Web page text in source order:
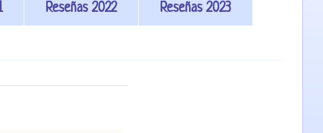
Reseñas 2022 Reseñas 2023